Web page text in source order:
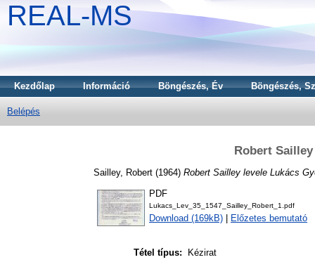
REAL-MS
Kezdőlap Információ Böngészés, Év Böngészés,
Belépés
Robert
Sailley, Robert (1964) Robert Sailley levele Lukács
PDF
Lukacs_Lev_35_1547_Sailley_Robert_1.pdf
Download (169kB) Előzetes bemutató
Tétel típus:
Kézirat